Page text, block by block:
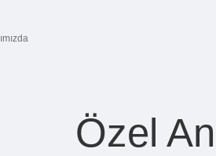
Özel